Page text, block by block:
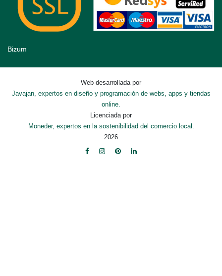
Bizum
Web desarrollada por
Javajan, expertos en diseño y programación de webs, apps y tiendas
online.
Licenciada por
Moneder, expertos en la sostenibilidad del comercio local.
2026